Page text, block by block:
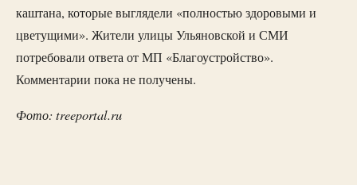
каштана, которые выглядели «полностью здоровыми и
цветущими». Жители улицы Ульяновской и СМИ
потребовали ответа от МП «Благоустройство».
Комментарии пока не получены.
Фото: treeportal.ru